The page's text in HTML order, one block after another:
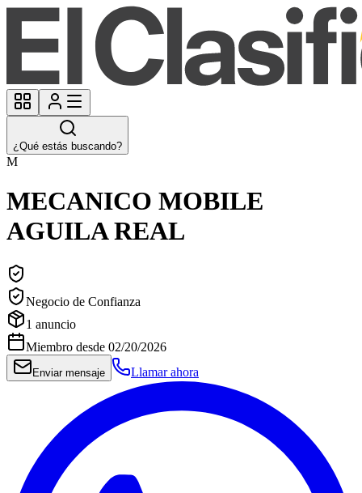
¿Qué estás buscando?
M
MECANICO MOBILE
AGUILA REAL
Negocio de Confianza
1 anuncio
Miembro desde 02/20/2026
Enviar mensaje Llamar ahora